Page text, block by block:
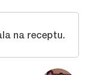
na receptu.